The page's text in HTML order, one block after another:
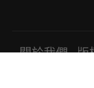
關於我們 版